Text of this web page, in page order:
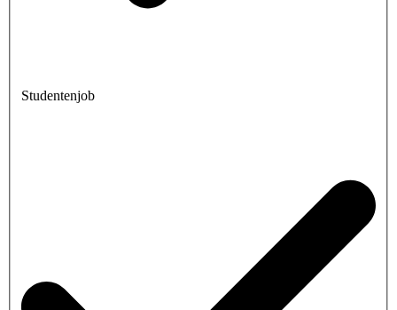
Studentenjob